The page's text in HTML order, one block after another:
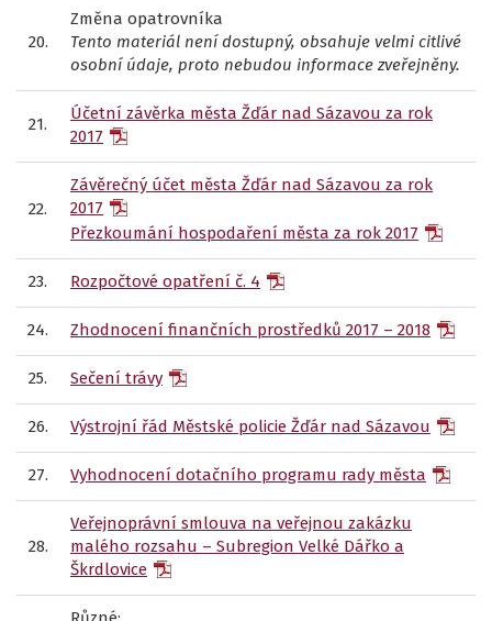
20.
Změna opatrovníka
Tento materiál není dostupný, obsahuje velmi citlivé
osobní údaje, proto nebudou informace zveřejněny.
21.
Účetní závěrka města Žďár nad Sázavou za rok
2017
22.
Závěrečný účet města Žďár nad Sázavou za rok
2017
Přezkoumání hospodaření města za rok 2017
23. Rozpočtové opatření č. 4
24. Zhodnocení finančních prostředků 2017 – 2018
25. Sečení trávy
26. Výstrojní řád Městské policie Žďár nad Sázavou
27. Vyhodnocení dotačního programu rady města
28.
Veřejnoprávní smlouva na veřejnou zakázku
malého rozsahu – Subregion Velké Dářko a
Škrdlovice